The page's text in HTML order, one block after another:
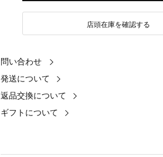
店頭在庫を確認する
問い合わせ
発送について
返品交換について
ギフトについて